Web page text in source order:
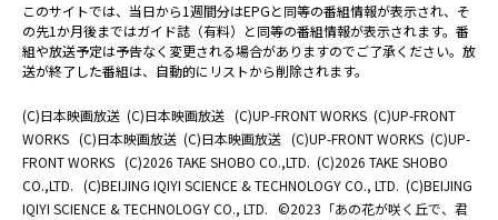
このサイトでは、当日から1週間分はEPGと同等の番組情報が表示され、そ
の先1か月後まではガイド誌（有料）と同等の番組情報が表示されます。番
組や放送予定は予告なく変更される場合がありますのでご了承ください。放
送が終了した番組は、自動的にリストから削除されます。
(C)日本映画放送 (C)日本映画放送 (C)UP-FRONT WORKS (C)UP-FRONT
WORKS (C)日本映画放送 (C)日本映画放送 (C)UP-FRONT WORKS (C)UP-
FRONT WORKS (C)2026 TAKE SHOBO CO.,LTD. (C)2026 TAKE SHOBO
CO.,LTD. (C)BEIJING IQIYI SCIENCE & TECHNOLOGY CO., LTD. (C)BEIJING
IQIYI SCIENCE & TECHNOLOGY CO., LTD. ©2023「あの花が咲く丘で、君